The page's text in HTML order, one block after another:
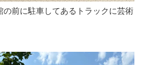
の前に駐車してあるトラックに芸術